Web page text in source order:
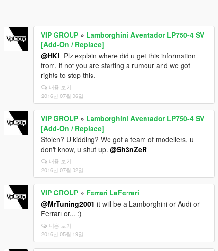
VIP GROUP » Lamborghini Aventador LP750-4 SV
[Add-On / Replace]
@HKL Plz explain where did u get this information
from, if not you are starting a rumour and we got
rights to stop this.
내용 보기
2016년 07월 06일
VIP GROUP » Lamborghini Aventador LP750-4 SV
[Add-On / Replace]
Stolen? U kidding? We got a team of modellers, u
don't know, u shut up. @Sh3nZeR
내용 보기
2016년 07월 02일
VIP GROUP » Ferrari LaFerrari
@MrTuning2001 it will be a Lamborghini or Audi or
Ferrari or... :)
내용 보기
2016년 05월 19일